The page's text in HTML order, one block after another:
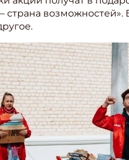
страна